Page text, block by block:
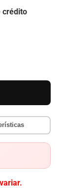
crédito